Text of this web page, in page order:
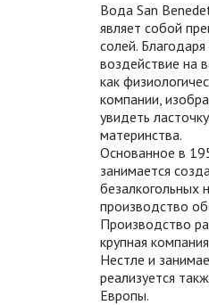
Вода San
являет собой
солей.
воздействие на
как
компании,
увидеть
материнства.
Основанное в
занимается
безалкогольных
производство
Производство
крупная
Нестле и
реализуется
Европы.